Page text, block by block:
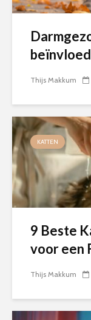
Thijs Makkum
KATTEN
9 Beste
voor een
Thijs Makkum